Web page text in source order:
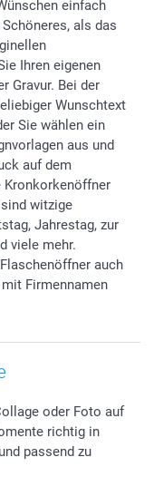
einfach
als das
Ihren eigenen
Gravur. Bei der
Wunschtext
Sie wählen ein
aus und
auf dem
Kronkorkenöffner
witzige
Jahrestag, zur
viele mehr.
auch
Firmennamen
oder Foto auf
richtig in
passend zu